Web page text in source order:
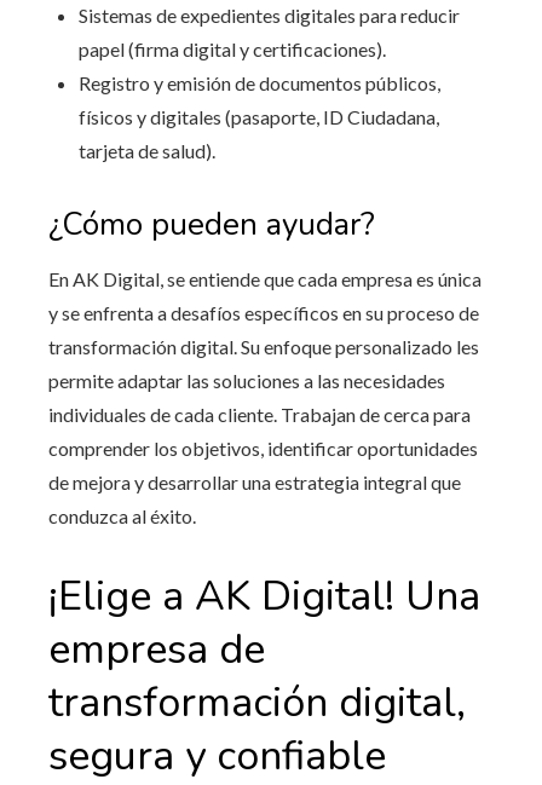
Sistemas de expedientes digitales para reducir
papel (firma digital y certificaciones).
Registro y emisión de documentos públicos,
físicos y digitales (pasaporte, ID Ciudadana,
tarjeta de salud).
¿Cómo pueden ayudar?
En AK Digital, se entiende que cada empresa es única
y se enfrenta a desafíos específicos en su proceso de
transformación digital. Su enfoque personalizado les
permite adaptar las soluciones a las necesidades
individuales de cada cliente. Trabajan de cerca para
comprender los objetivos, identificar oportunidades
de mejora y desarrollar una estrategia integral que
conduzca al éxito.
¡Elige a AK Digital! Una
empresa de
transformación digital,
segura y confiable